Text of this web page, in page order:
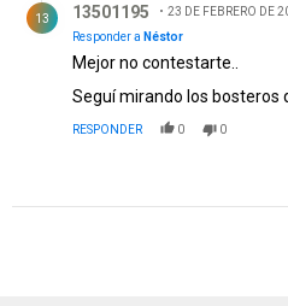
13 13501195
23 DE FEBRERO DE
Responder a Néstor
Mejor no contestarte..
Seguí mirando los bosteros
RESPONDER 0 0